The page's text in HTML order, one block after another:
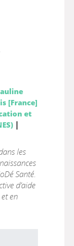
[France]
et
|
les
Santé.
d’aide
en